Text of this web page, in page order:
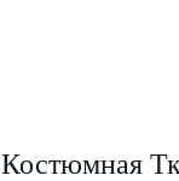
Костюмная